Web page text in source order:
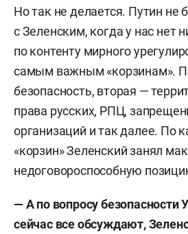
Является соавтором и
научных книг и учебников
также публикаций в научных
Владеет английским и
Но так не делается. Путин не
с Зеленским, когда у нас нет
по контенту мирного
самым важным «корзинам».
безопасность, вторая —
права русских, РПЦ,
организаций и так далее. По
«корзин»Зеленский занял
недоговороспособную
— А по вопросу безопасности
сейчас все обсуждают,